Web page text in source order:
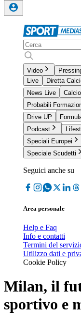
Video
Live
Diretta
News Live
Calcio
Probabili
Drive UP
Podcast
Speciali Europei
Speciale Scudetti
Seguici anche su
Area personale
Help e Faq
Info e contatti
Termini del
Utilizzo dati e
Cookie Policy
Milan, il
sportivo e